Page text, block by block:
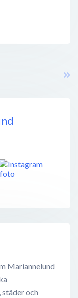
Mariannelund
och